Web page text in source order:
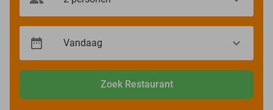
Zoek Restaurant